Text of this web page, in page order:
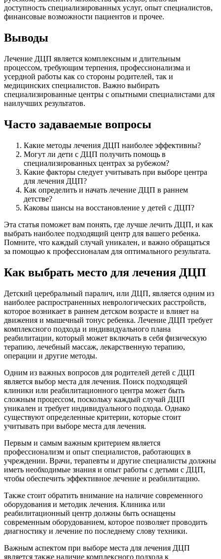
доступность специализированных услуг, опыт специалистов,
финансовые возможности пациентов и прочее.
Выводы
Лечение ДЦП является комплексным и длительным
процессом, требующим терпения, профессионализма и
усердной работы как со стороны родителей, так и
медицинских специалистов. Важно выбирать
специализированные центры с опытными специалистами для
наилучших результатов.
Часто задаваемые вопросы
Какие методы лечения ДЦП наиболее эффективны?
Могут ли дети с ДЦП получить помощь в
специализированных центрах за рубежом?
Какие факторы следует учитывать при выборе центра
для лечения ДЦП?
Как определить и начать лечение ДЦП в раннем
детстве?
Каковы шансы на восстановление у детей с ДЦП?
Эта статья поможет вам понять, где лучше лечить ДЦП, и как
выбрать наиболее подходящий центр для вашего ребенка.
Помните, что каждый случай уникален, и важно обращаться
за помощью к профессионалам для оптимального результата.
Как выбрать место для лечения ДЦП
Детский церебральный паралич, или ДЦП, является одним из
наиболее распространенных неврологических расстройств,
которое возникает в раннем детском возрасте и влияет на
движения и мышечный тонус ребенка. Лечение ДЦП требует
комплексного подхода и индивидуального плана
реабилитации, который может включать в себя физическую
терапию, лечебный массаж, лекарственную терапию,
операции и другие методы.
Одним из важных вопросов для родителей детей с ДЦП
является выбор места для лечения. Поиск подходящей
клиники или реабилитационного центра может быть
сложным процессом, поскольку каждый случай ДЦП
уникален и требует индивидуального подхода. Однако
существуют определенные критерии, которые стоит
учитывать при выборе места для лечения.
Первым и самым важным критерием является
профессионализм и опыт специалистов, работающих в
учреждении. Врачи, терапевты и другие специалисты должны
иметь необходимые знания и опыт работы с детьми с ДЦП,
чтобы обеспечить эффективное лечение и реабилитацию.
Также стоит обратить внимание на наличие современного
оборудования и методик лечения. Клиника или
реабилитационный центр должны быть оснащены
современным оборудованием, которое позволяет проводить
диагностику и лечение по последнему слову техники.
Важным аспектом при выборе места для лечения ДЦП
является также наличие комплексного подхода к